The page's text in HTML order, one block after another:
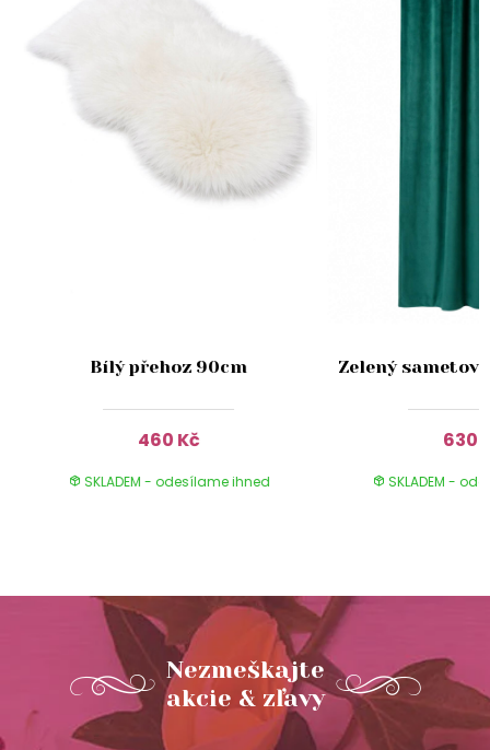
Bílý přehoz 90cm
460 Kč
SKLADEM - odesílame ihned
Zelený
630
SKLADEM -
Nezmeškajte
akcie & zľavy